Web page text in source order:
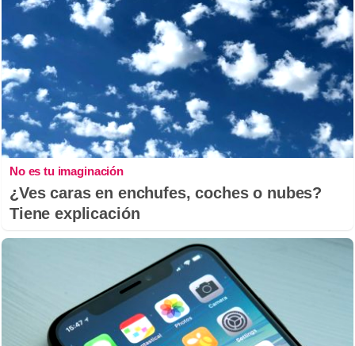
No es tu imaginación
¿Ves caras en enchufes, coches o nubes?
Tiene explicación